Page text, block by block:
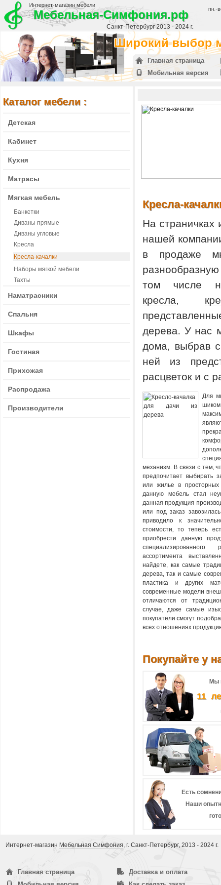
Интернет-магазин мебели
Мебельная-Симфония.рф
Санкт-Петербург 2013 - 2024 г.
пн.-
Широкий выбор
Главная страница
Мобильная версия
Каталог мебели :
Детская
Кабинет
Кухня
Матрасы
Мягкая мебель
Банкетки
Диваны прямые
Диваны угловые
Кресла
Кресла-качалки
Наборы мягкой мебели
Тахты
Наматрасники
Спальня
Шкафы
Гостиная
Прихожая
Распродажа
Производители
Кресла-
На страничках
нашей
в продаже
том числе
кресла,
дерева. У нас
дома, выбрав
ней из
расцветок и с
Для
механизм. В связи с тем,
предпочитает выбирать
или жилье в
данную мебель стал
данная продукция
или под заказ
приводило к
стоимости, то теперь
приобрести данную
специализированного
ассортимента
найдете, как самые
дерева, так и самые
пластика и других
современные модели
отличаются от
случае, даже самые
покупатели смогут
всех отношениях
Покупайте у
Мы
11
Есть
Наши
Интернет-магазин Мебельная Симфония, г. Санкт-Петербург, 2013 - 2024 г.
Главная страница
Доставка и оплата